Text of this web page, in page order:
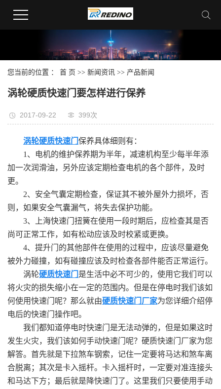
您当前的位置 ： 首 页 >> 新闻资讯 >> 产品新闻
涡轮硬质快速门要怎样进行保养
2017-09-22 399次
涡轮硬质快速门 保养具体细则有：
1、电机的维护保养期为半年，减速机构至少每半年添
加一次润滑油，另外应该定期检查电机的各个部件，及时
更。
2、安全气囊定期检查，保证其不被外屋外力损坏，否
则，如果安全气囊漏气，将失去保护功能。
3、上海快速门扭簧在使用一段时期后，应检查其是否
尚可正常工作，如有松动应该及时校紧或更换。
4、提升门的其他部件在使用的过程中，应该尽量避免
被外力碰撞，如有碰撞应该及时检查各部件能否正常运行。
涡轮硬质快速门 是生活中必不可少的，使用它我们可以
将火灾的损失缩小在一定的范围内。但是在停电时我们该如
何使用快速门呢？那么就由硬质快速门厂家为您详细介绍停
电后的快速门操作吧。
我们都知道停电时快速门是无法动弹的，但是如果这时
发生火灾，我们该如何手动快速门呢？硬质快速门厂家为您
解答。首先就是下拉煞车钢索，记住一定要将马达和煞车离
合脱离；其次是卡入摇杆。卡入摇杆时，一定要对准连接头
和马达下方；最后就是降快速门了。这里我们只要使用手动